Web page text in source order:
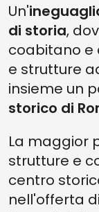
Un'
di storia,
coabitano e
e strutture
insieme un
storico di
La maggior
strutture e
centro
nell'offerta